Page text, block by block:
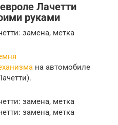
Лачетти
руками
на автомобиле